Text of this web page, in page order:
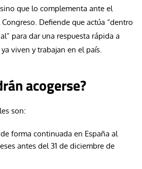
que lo complementa ante el
Defiende que actúa “dentro
para dar una respuesta rápida a
viven y trabajan en el país.
acogerse?
son:
forma continuada en España al
antes del 31 de diciembre de